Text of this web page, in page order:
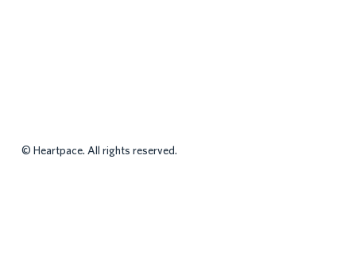
© Heartpace. All rights reserved.